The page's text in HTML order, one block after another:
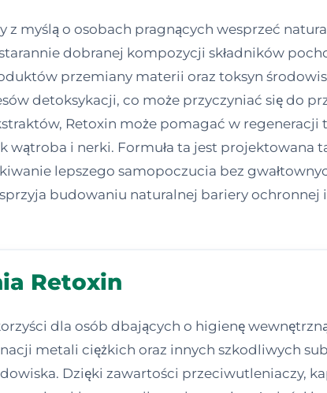
z myślą o osobach pragnących wesprzeć
dobranej kompozycji składników
przemiany materii oraz toksyn
detoksykacji, co może przyczyniać się do
Retoxin może pomagać w regeneracji
i nerki. Formuła ta jest projektowana
lepszego samopoczucia bez
budowaniu naturalnej bariery ochronnej
Retoxin
dla osób dbających o higienę
metali ciężkich oraz innych szkodliwych
Dzięki zawartości przeciwutleniaczy,